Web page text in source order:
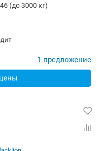
(до 3000 кг)
1 предложение